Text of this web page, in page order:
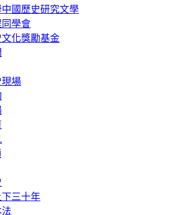
國歷史研究文學
學會
化獎勵基金
現場
三十年